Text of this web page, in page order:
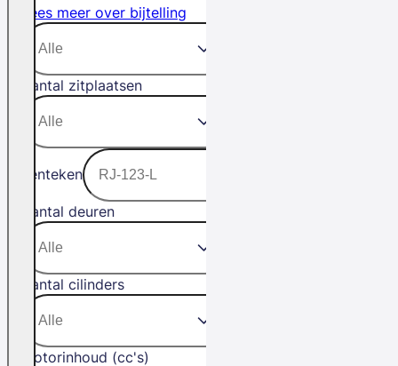
Lees meer over bijtelling
Aantal zitplaatsen
Kenteken
Aantal deuren
Aantal cilinders
Motorinhoud (cc's)